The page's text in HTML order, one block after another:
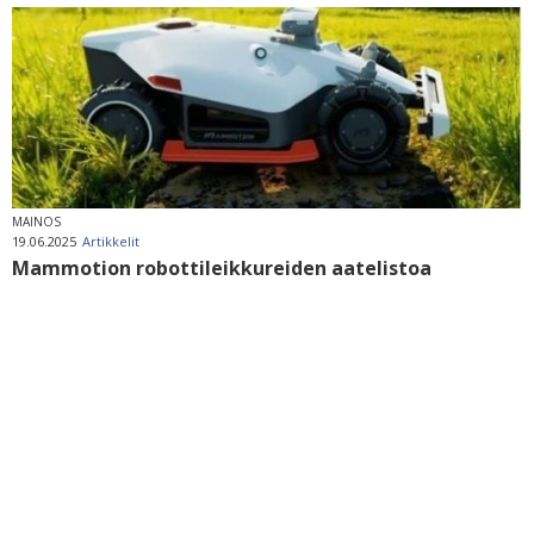
MAINOS
19.06.2025 Artikkelit
Mammotion robottileikkureiden aatelistoa